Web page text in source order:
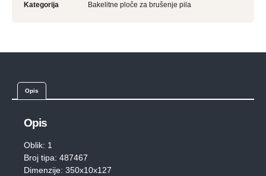
Kategorija
Bakelitne ploče za brušenje pila
Opis
Opis
Oblik: 1
Broj tipa: 487467
Dimenzije: 350x10x127